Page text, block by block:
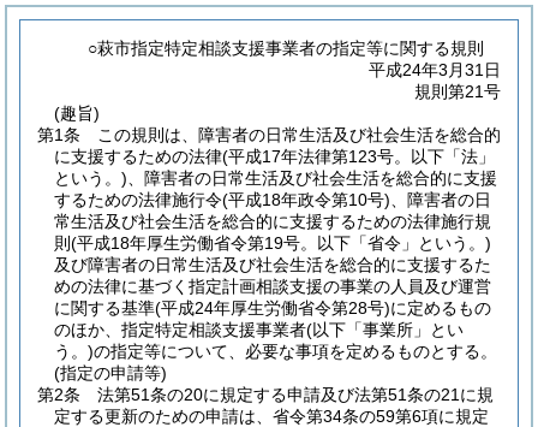
○萩市指定特定相談支援事業者の指定等に関する規則
平成24年3月31日
規則第21号
(趣旨)
第1条
この規則は、障害者の日常生活及び社会生活を総合的
に支援するための法律(平成17年法律第123号。以下「法」
という。) 、障害者の日常生活及び社会生活を総合的に支援
するための法律施行令(平成18年政令第10号) 、障害者の日
常生活及び社会生活を総合的に支援するための法律施行規
則 (平成18年厚生労働省令第19号。以下「省令」という。)
及び障害者の日常生活及び社会生活を総合的に支援するた
めの法律に基づく指定計画相談支援の事業の人員及び運営
に関する基準(平成24年厚生労働省令第28号)に定めるもの
のほか、指定特定相談支援事業者(以下「事業所」とい
う。)の指定等について、必要な事項を定めるものとする。
(指定の申請等)
第2条
法第51条の20に規定する申請及び法第51条の21に規
定する更新のための申請は、省令第34条の59第6項に規定